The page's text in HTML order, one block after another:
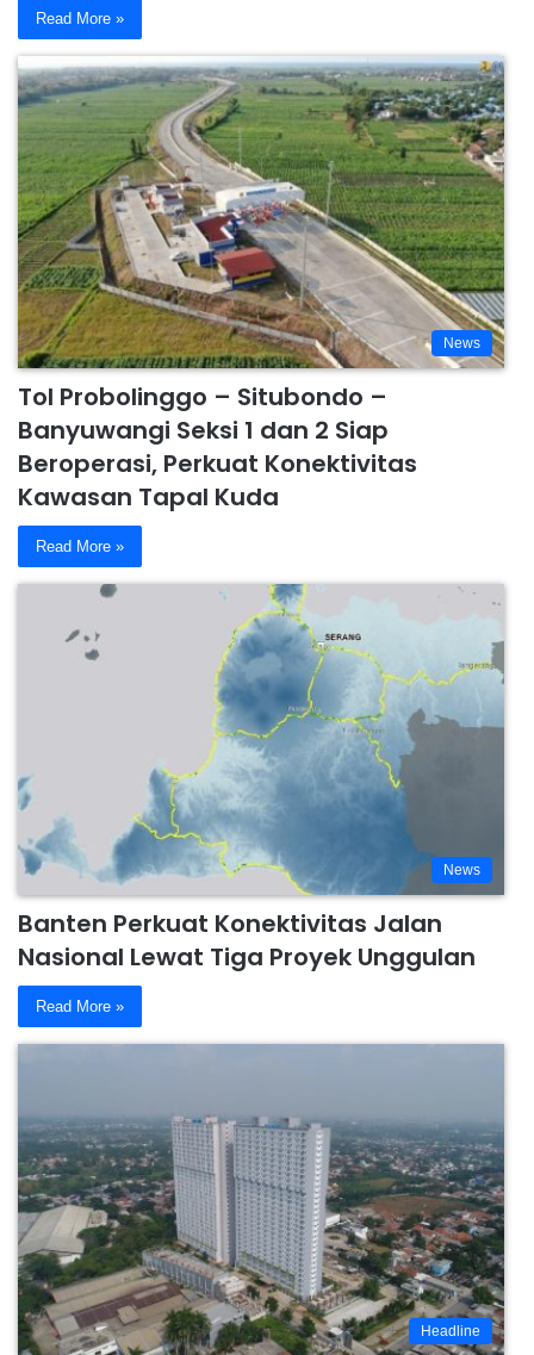
Read More »
News
Tol Probolinggo – Situbondo –
Banyuwangi Seksi 1 dan 2 Siap
Beroperasi, Perkuat Konektivitas
Kawasan Tapal Kuda
Read More »
News
Banten Perkuat Konektivitas Jalan
Nasional Lewat Tiga Proyek Unggulan
Read More »
Headline